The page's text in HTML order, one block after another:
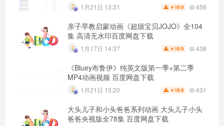
1月21日 13:31 ￥ 19.9 456
亲子早教启蒙动画《超级宝贝JOJO》全104
集 高清无水印百度网盘下载
1月17日 14:37 ￥ 19.9 438
《Bluey布鲁伊》纯英文版第一季+第二季
MP4动画视频 百度网盘下载
1月21日 13:20 ￥ 19.9 431
大头儿子和小头爸爸系列动画 大头儿子小头
爸爸央视版全78集 百度网盘下载